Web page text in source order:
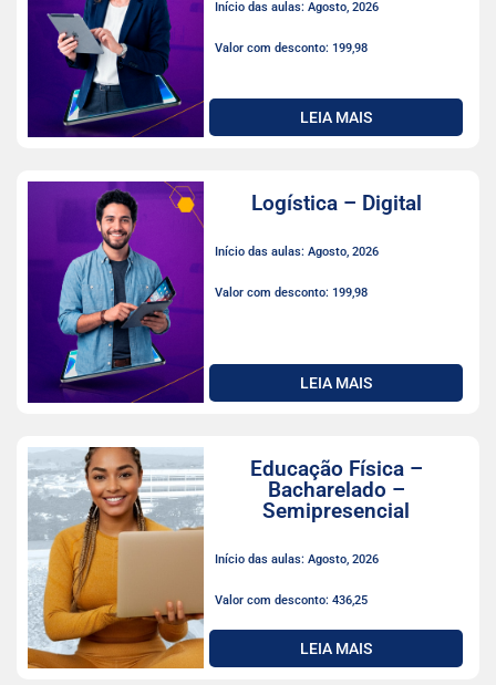
Início das aulas: Agosto, 2026
Valor com desconto: 199,98
LEIA MAIS
Logística – Digital
Início das aulas: Agosto, 2026
Valor com desconto: 199,98
LEIA MAIS
Educação Física –
Bacharelado –
Semipresencial
Início das aulas: Agosto, 2026
Valor com desconto: 436,25
LEIA MAIS